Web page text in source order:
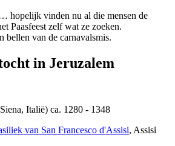
hopelijk vinden nu al die mensen de
Paasfeest zelf wat ze zoeken.
bellen van de carnavalsmis.
in Jeruzalem
Italië) ca. 1280 - 1348
van San Francesco d'Assisi, Assisi